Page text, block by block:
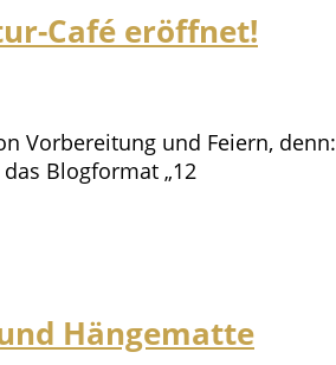
Café eröffnet!
Vorbereitung und Feiern, denn:
Blogformat „12
Hängematte